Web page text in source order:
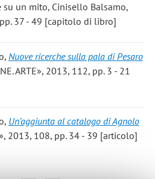
su un mito, Cinisello Balsamo,
37 - 49 [capitolo di libro]
, Nuove ricerche sulla pala di Pesaro
ARTE», 2013, 112, pp. 3 - 21
, Un’aggiunta al catalogo di Agnolo
2013, 108, pp. 34 - 39 [articolo]